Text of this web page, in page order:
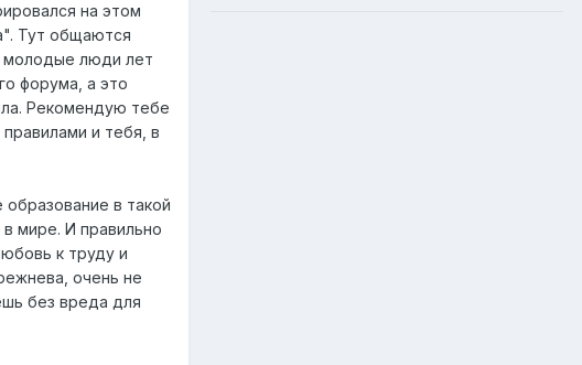
на этом
Тут общаются
молодые люди лет
форума, а это
Рекомендую тебе
и тебя, в
в такой
мире. И правильно
к труду и
очень не
без вреда для